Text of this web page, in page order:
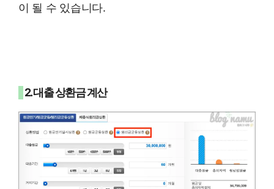
이 될 수 있습니다.
2. 대출 상환금 계산